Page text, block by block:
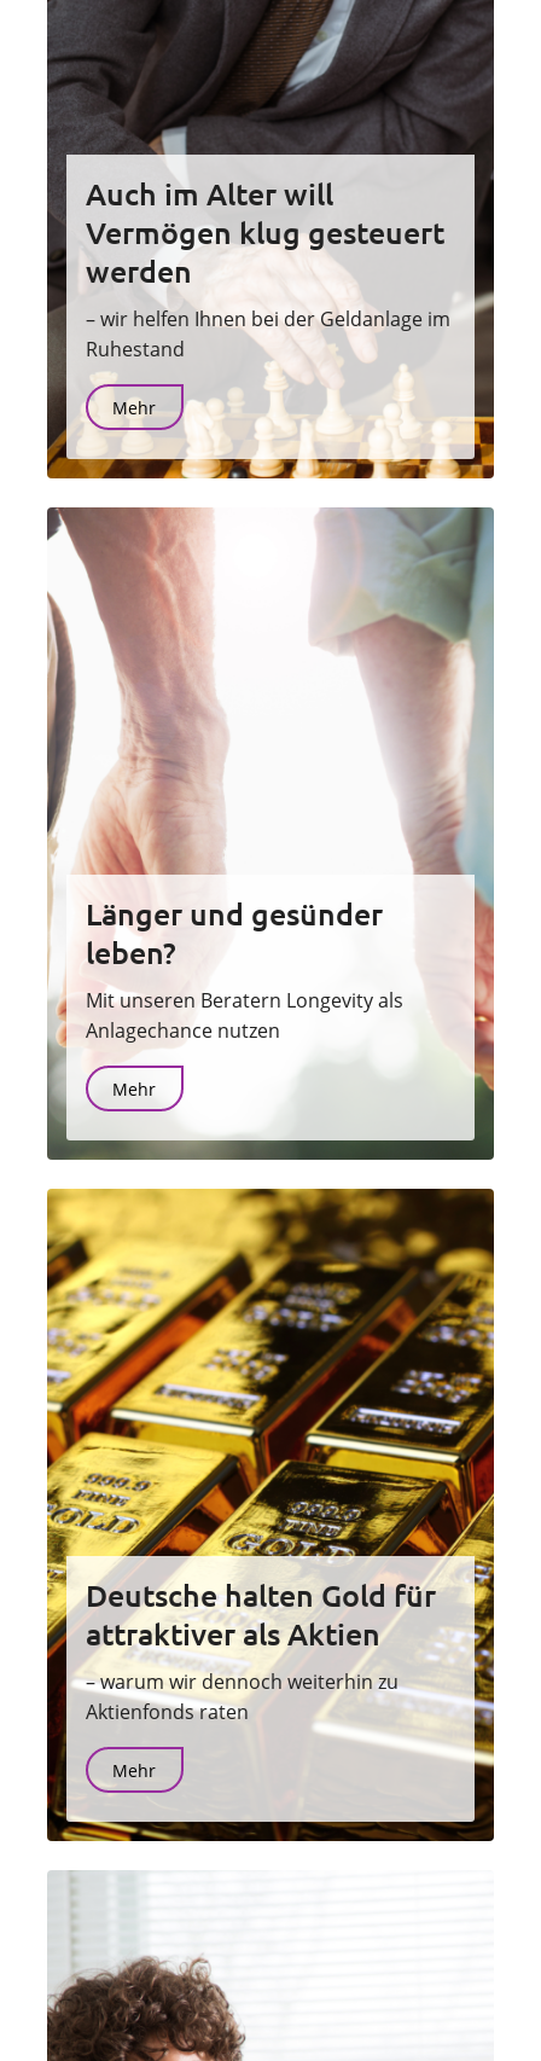
Auch im Alter will
Vermögen klug gesteuert
werden
– wir helfen Ihnen bei der Geldanlage im
Ruhestand
Mehr
Länger und gesünder
leben?
Mit unseren Beratern Longevity als
Anlagechance nutzen
Mehr
Deutsche halten Gold für
attraktiver als Aktien
– warum wir dennoch weiterhin zu
Aktienfonds raten
Mehr